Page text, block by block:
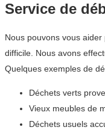
Service de
Nous pouvons vous
difficile. Nous avons
Quelques exemples de
Déchets verts
Vieux meubles de
Déchets usuels